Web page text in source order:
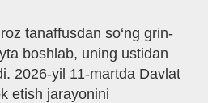
tanaffusdan so‘ng grin-
boshlab, uning ustidan
2026-yil 11-martda Davlat
etish jarayonini